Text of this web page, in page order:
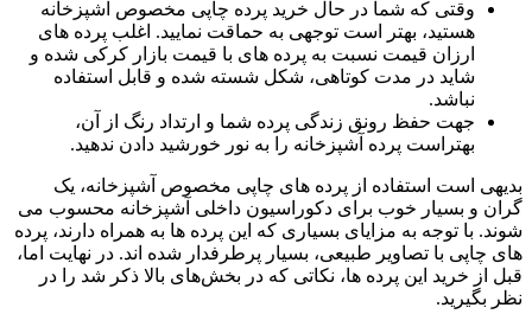
وقتی که شما در حال خرید پرده چاپی مخصوص آشپزخانه
هستید، بهتر است توجهی به حماقت نمایید. اغلب پرده های
ارزان قیمت نسبت به پرده های با قیمت بازار کرکی شده و
شاید در مدت کوتاهی، شکل شسته شده و قابل استفاده
نباشد.
جهت حفظ رونق زندگی پرده شما و ارتداد رنگ از آن،
بهتراست پرده آشپزخانه را به نور خورشید دادن ندهید.
بدیهی است استفاده از پرده های چاپی مخصوص آشپزخانه، یک
گران و بسیار خوب برای دکوراسیون داخلی آشپزخانه محسوب می
شوند. با توجه به مزایای بسیاری که این پرده ها به همراه دارند، پرده
های چاپی با تصاویر طبیعی، بسیار پرطرفدار شده اند. در نهایت اما،
قبل از خرید این پرده ها، نکاتی که در بخش‌های بالا ذکر شد را در
نظر بگیرید.